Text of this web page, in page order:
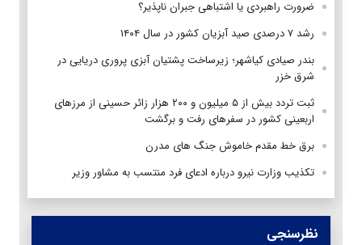
ضرورت راهبردی یا اشتباهی جبران ناپذیر؟
رشد ۷ درصدی صید آبزیان کشور در سال ۱۴۰۴
بندر صیادی کیاشهر؛ زیرساخت پشتیان آبزی پروری دریایی در
شرق خزر
ثبت تردد بیش از ۵ میلیون و ۲۰۰ هزار زائر حسینی از مرزهای
اربعینی کشور در سفرهای رفت و برگشت
برق خط مقدم خاموش جنگ های مدرن
تکذیب وزارت نیرو درباره ادعای فرد منتسب به مشاور وزیر
نظرسنجی